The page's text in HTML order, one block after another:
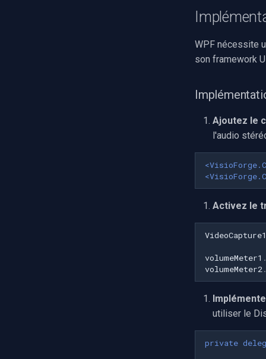
WPF nécessite
son framework
Ajoutez le
l'audio
Activez le
VideoCapture1
volumeMeter1 .
volumeMeter2 .
utiliser le
private